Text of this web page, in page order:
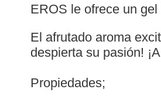
EROS le ofrece un
El afrutado aroma
despierta su pasión!
Propiedades;